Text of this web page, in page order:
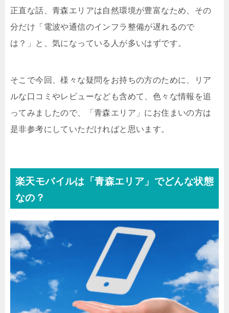
正直な話、青森エリアは自然環境が豊富なため、その
分だけ「電波や通信のインフラ整備が遅れるので
は？」と、気になっている人が多いはずです。
そこで今回、様々な疑問をお持ちの方のために、リア
ルな口コミやレビューなども含めて、色々な情報を追
ってみましたので、「青森エリア」にお住まいの方は
是非参考にしていただければと思います。
楽天モバイルは「青森エリア」でどんな状態
なの？